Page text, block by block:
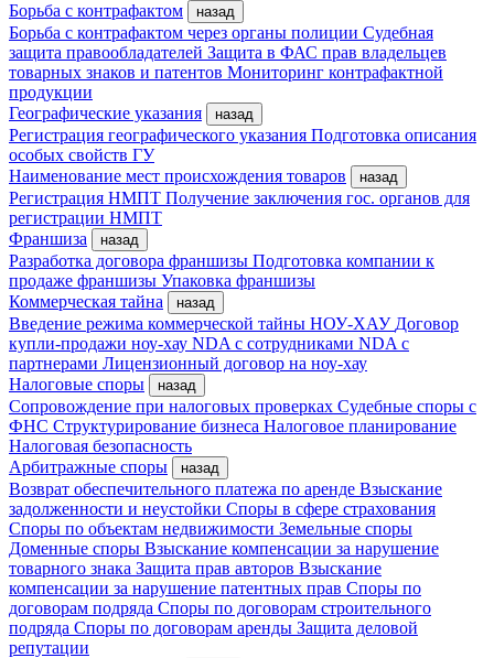
Борьба с контрафактом
назад
Борьба с контрафактом через органы полиции Судебная
защита правообладателей Защита в ФАС прав владельцев
товарных знаков и патентов Мониторинг контрафактной
продукции
Географические указания
назад
Регистрация географического указания Подготовка описания
особых свойств ГУ
Наименование мест происхождения товаров
назад
Регистрация НМПТ Получение заключения гос. органов для
регистрации НМПТ
Франшиза
назад
Разработка договора франшизы Подготовка компании к
продаже франшизы Упаковка франшизы
Коммерческая тайна
назад
Введение режима коммерческой тайны НОУ-ХАУ Договор
купли-продажи ноу-хау NDA с сотрудниками NDA с
партнерами Лицензионный договор на ноу-хау
Налоговые споры
назад
Сопровождение при налоговых проверках Судебные споры с
ФНС Структурирование бизнеса Налоговое планирование
Налоговая безопасность
Арбитражные споры
назад
Возврат обеспечительного платежа по аренде Взыскание
задолженности и неустойки Споры в сфере страхования
Споры по объектам недвижимости Земельные споры
Доменные споры Взыскание компенсации за нарушение
товарного знака Защита прав авторов Взыскание
компенсации за нарушение патентных прав Споры по
договорам подряда Споры по договорам строительного
подряда Споры по договорам аренды Защита деловой
репутации